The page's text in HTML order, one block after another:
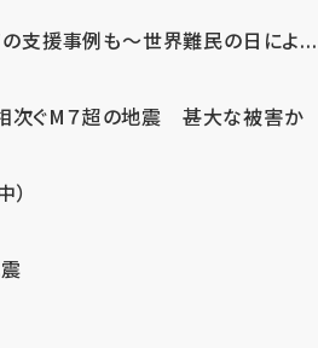
の支援事例も～世界難民の日によ...
次ぐM７超の地震 甚大な被害か